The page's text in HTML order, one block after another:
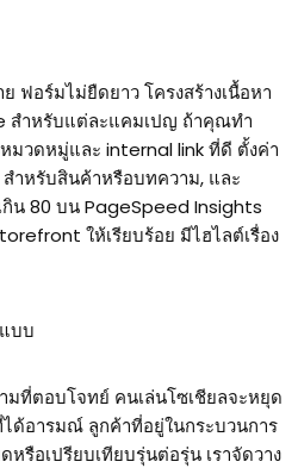
ฟอร์มไม่ยืดยาว โครงสร้างเนื้อหา
สำหรับแต่ละแคมเปญ ถ้าคุณทำ
มวดหมู่และ internal link ที่ดี ตั้งค่า
ำหรับสินค้าหรือบทความ, และ
กิน 80 บน PageSpeed Insights
ให้เรียบร้อย มีไฮไลต์เรื่อง
บบ
ที่ตอบโจทย์ คนเล่นโซเชียลจะหยุด
ด้อารมณ์ ลูกค้าที่อยู่ในกระบวนการ
หรือเปรียบเทียบรุ่นต่อรุ่น เราจัดวาง